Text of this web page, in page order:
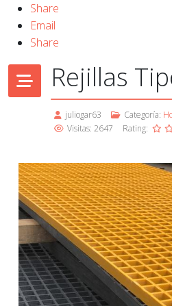
Share
Email
Share
Rejillas
juliogar63 Categoría:
Visitas: 2647
Rating: